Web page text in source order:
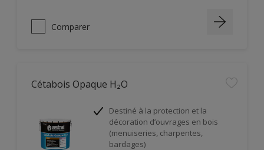
Comparer
Cétabois Opaque H₂O
Destiné à la protection et la
décoration d’ouvrages en bois
(menuiseries, charpentes,
bardages)